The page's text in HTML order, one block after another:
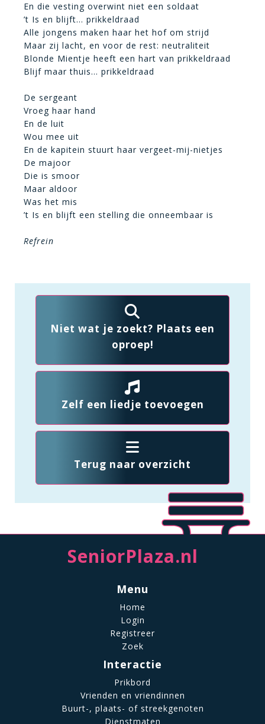
En die vesting overwint niet een soldaat
’t Is en blijft… prikkeldraad
Alle jongens maken haar het hof om strijd
Maar zij lacht, en voor de rest: neutraliteit
Blonde Mientje heeft een hart van prikkeldraad
Blijf maar thuis… prikkeldraad
De sergeant
Vroeg haar hand
En de luit
Wou mee uit
En de kapitein stuurt haar vergeet-mij-nietjes
De majoor
Die is smoor
Maar aldoor
Was het mis
’t Is en blijft een stelling die onneembaar is
Refrein
Niet wat je zoekt? Plaats een
oproep!
Zelf een liedje toevoegen
Terug naar overzicht
SeniorPlaza.nl
Menu
Home
Login
Registreer
Zoek
Interactie
Prikbord
Vrienden en vriendinnen
Buurt-, plaats- of streekgenoten
Dienstmaten